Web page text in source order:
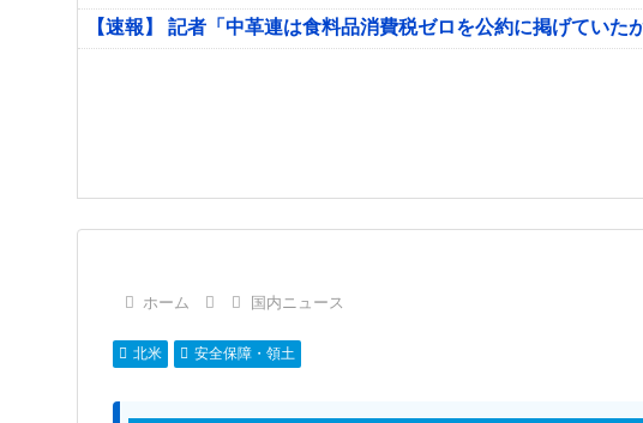
【速報】 記者「中革連は食料品消費税ゼロを公約に掲げてい
ホーム 国内ニュース
北米 安全保障・領土